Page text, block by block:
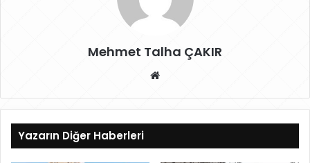
Mehmet Talha ÇAKIR
sit
esi
Yazarın Diğer Haberleri